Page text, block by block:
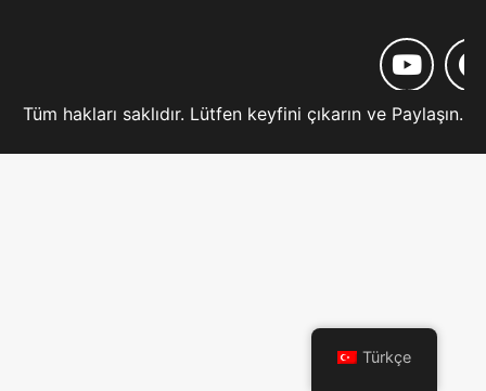
Tüm hakları saklıdır. Lütfen keyfini çıkarın ve Paylaşın.
Türkçe